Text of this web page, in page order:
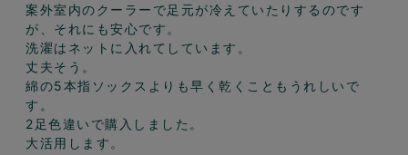
案外室内のクーラーで足元が冷えていたりするのです
が、それにも安心です。
洗濯はネットに入れてしています。
丈夫そう。
綿の5本指ソックスよりも早く乾くこともうれしいで
す。
2足色違いで購入しました。
大活用します。